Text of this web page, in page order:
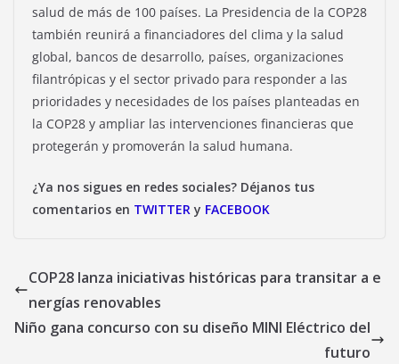
salud de más de 100 países. La Presidencia de la COP28
también reunirá a financiadores del clima y la salud
global, bancos de desarrollo, países, organizaciones
filantrópicas y el sector privado para responder a las
prioridades y necesidades de los países planteadas en
la COP28 y ampliar las intervenciones financieras que
protegerán y promoverán la salud humana.
¿Ya nos sigues en redes sociales? Déjanos tus
comentarios en TWITTER y FACEBOOK
COP28 lanza iniciativas históricas para transitar a e
nergías renovables
Niño gana concurso con su diseño MINI Eléctrico del
futuro